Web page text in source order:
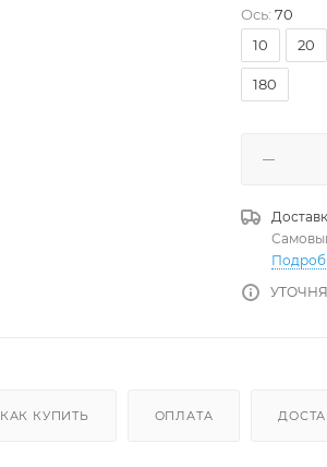
Ось: 70
10
20
180
КАК КУПИТЬ ОПЛАТА